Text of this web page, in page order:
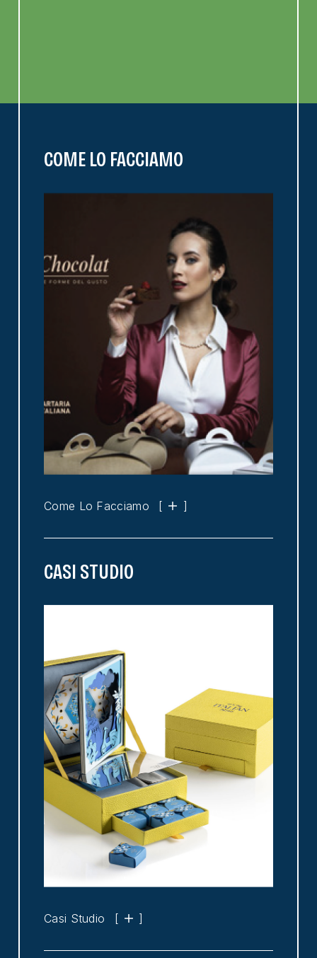
COME LO FACCIAMO
Come Lo Facciamo [ ]
CASI STUDIO
Casi Studio [ ]